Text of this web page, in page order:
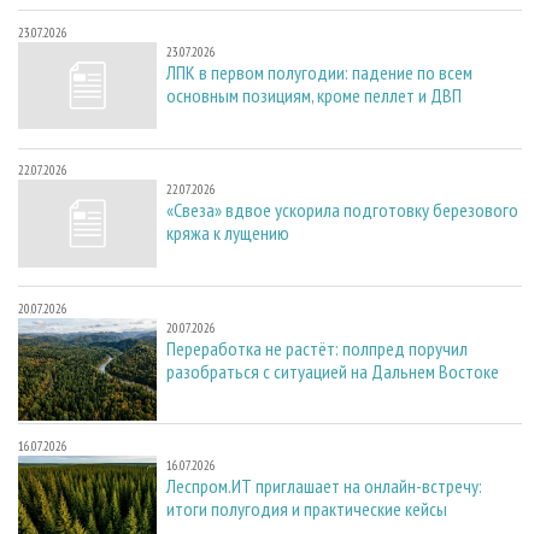
23.07.2026
23.07.2026
ЛПК в первом полугодии: падение по всем
основным позициям, кроме пеллет и ДВП
22.07.2026
22.07.2026
«Свеза» вдвое ускорила подготовку березового
кряжа к лущению
20.07.2026
20.07.2026
Переработка не растёт: полпред поручил
разобраться с ситуацией на Дальнем Востоке
16.07.2026
16.07.2026
Леспром.ИТ приглашает на онлайн-встречу:
итоги полугодия и практические кейсы